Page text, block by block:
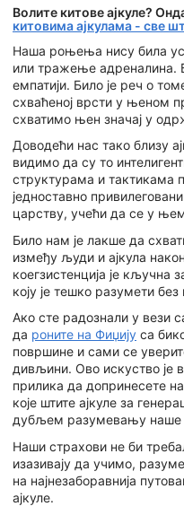
Волите китове ајкуле?
китовима ајкулама - све
Наша роњења нису била
или тражење адреналина.
емпатији. Било је реч о
схваћеној врсти у њеном
схватимо њен значај у
Доводећи нас тако близу
видимо да су то
структурама и
једноставно
царству, учећи да се у
Било нам је лакше да
између људи и ајкула
коегзистенција је кључна
коју је тешко разумети
Ако сте радознали у вези
да роните на Фиџију са
површине и сами се
дивљини. Ово искуство је
прилика да допринесете
које штите ајкуле за
дубљем разумевању наше
Наши страхови не би
изазивају да учимо,
на најнезаборавнија
ајкуле.